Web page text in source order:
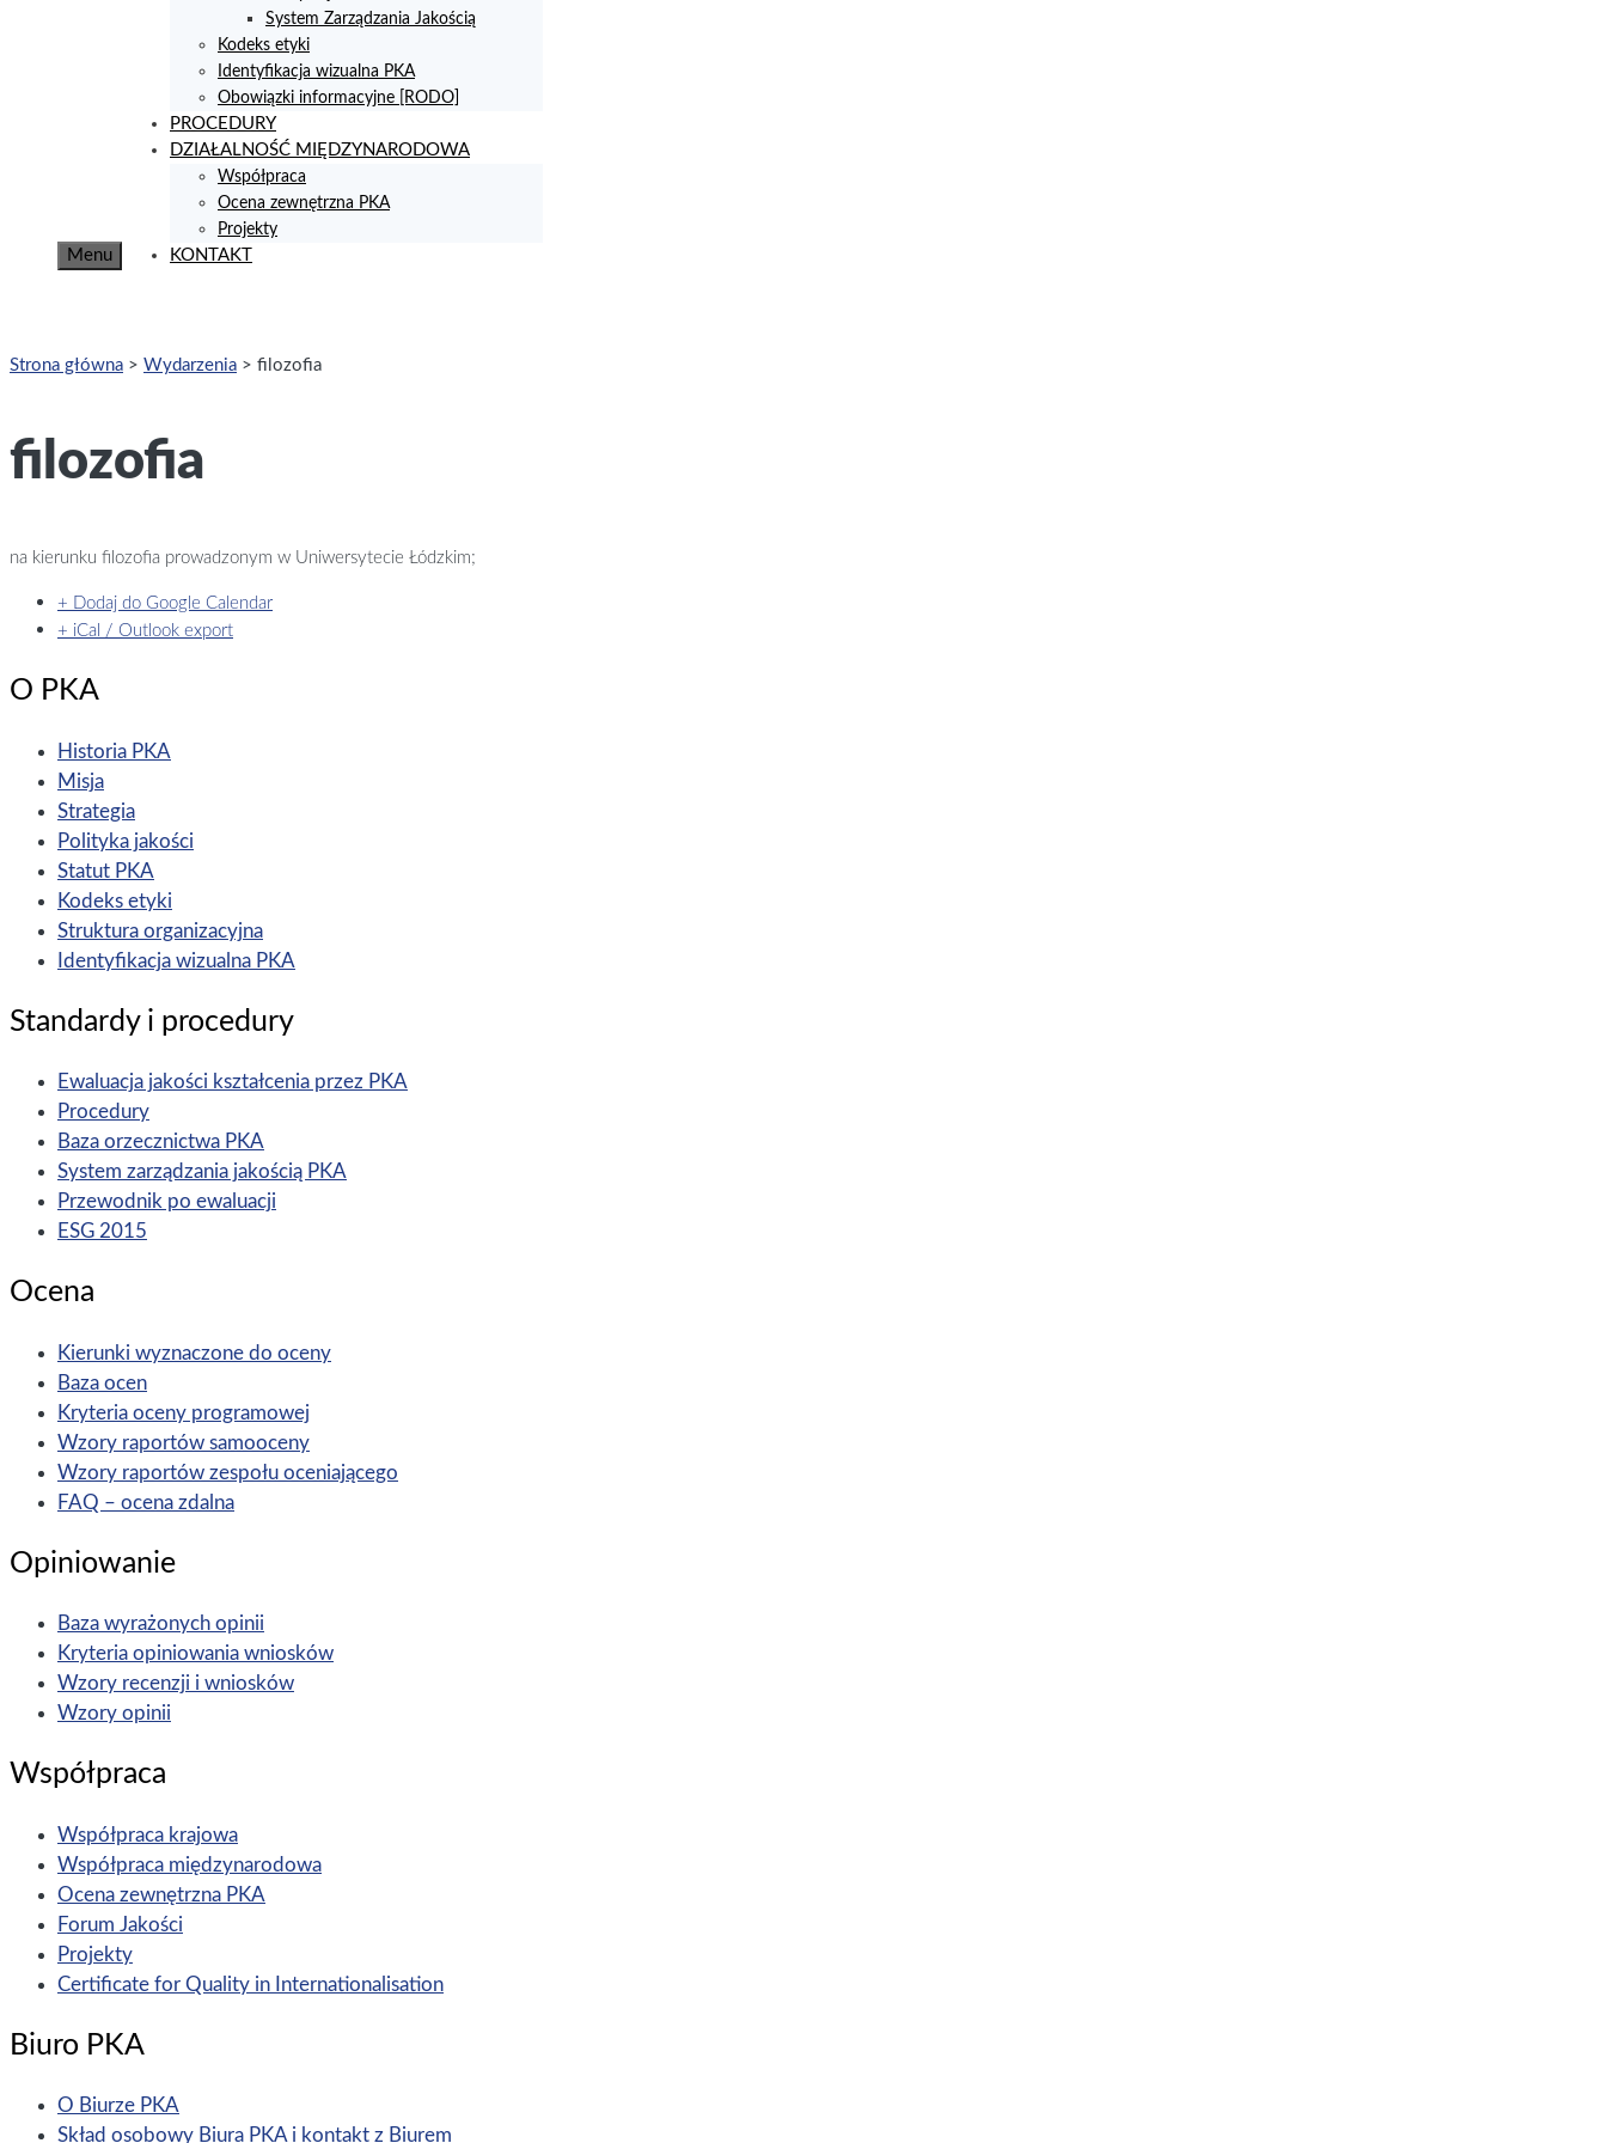
Menu
System Zarządzania Jakością
Kodeks etyki
Identyfikacja wizualna PKA
Obowiązki informacyjne [RODO]
PROCEDURY
DZIAŁALNOŚĆ MIĘDZYNARODOWA
Współpraca
Ocena zewnętrzna PKA
Projekty
KONTAKT
Strona główna > Wydarzenia > filozofia
filozofia
na kierunku filozofia prowadzonym w Uniwersytecie Łódzkim;
+ Dodaj do Google Calendar
+ iCal / Outlook export
O PKA
Historia PKA
Misja
Strategia
Polityka jakości
Statut PKA
Kodeks etyki
Struktura organizacyjna
Identyfikacja wizualna PKA
Standardy i procedury
Ewaluacja jakości kształcenia przez PKA
Procedury
Baza orzecznictwa PKA
System zarządzania jakością PKA
Przewodnik po ewaluacji
ESG 2015
Ocena
Kierunki wyznaczone do oceny
Baza ocen
Kryteria oceny programowej
Wzory raportów samooceny
Wzory raportów zespołu oceniającego
FAQ – ocena zdalna
Opiniowanie
Baza wyrażonych opinii
Kryteria opiniowania wniosków
Wzory recenzji i wniosków
Wzory opinii
Współpraca
Współpraca krajowa
Współpraca międzynarodowa
Ocena zewnętrzna PKA
Forum Jakości
Projekty
Certificate for Quality in Internationalisation
Biuro PKA
O Biurze PKA
Skład osobowy Biura PKA i kontakt z Biurem